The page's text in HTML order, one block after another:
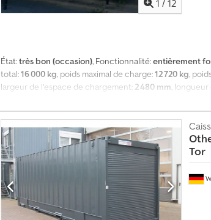
1 / 12
État:très bon (occasion), Fonctionnalité:entièrement
total:16 000 kg, poids maximal de charge:12 720 kg,
largeur de l’espace de chargement: 2 480 mm,
24
Krone et Kerex - Toit fixe - Pieds télescopiques - Porte
admissible : 16 000 kg - Poids à vide : 3 280 kg - Charge
mm, h=2 750 mm - Plancher en panneaux multiplis
serrure Plusieurs caisses mobiles en stock, versions
possible sur demande LES PHOTOS SONT DES
Prix NET Prix négociable en cas d’achat de plusieurs
indiquée émise lors de la vente. Lieu : Im Gewerbepark 11
Tor